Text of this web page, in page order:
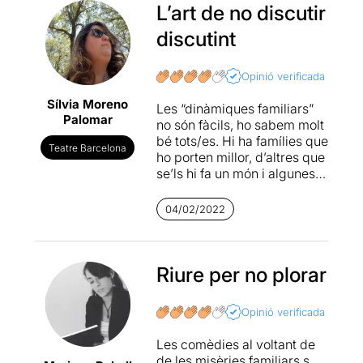
Sílvia Moreno
Palomar
Teatre Barcelona
L’art de no discutir
discutint
Opinió verificada
Les “dinàmiques familiars”
no són fàcils, ho sabem molt
bé tots/es. Hi ha famílies que
ho porten millor, d’altres que
se’ls hi fa un món i algunes
quan hi ha crispació i batalla
campal.
dos germans, la Natàlia i en
Víctor. I la seva dona, la
Carol, que s’ho mira des de
fora divertida. En aquesta
ocasió, els tres germans han
quedat a casa del matrimoni
04/02/2022
Riure per no plorar
Opinió verificada
Les comèdies al voltant de